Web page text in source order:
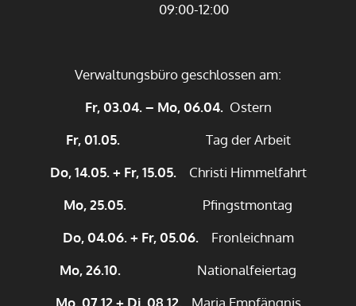
09:00-12:00
Verwaltungsbüro geschlossen am:
Fr, 03.04. – Mo, 06.04.Ostern
Fr, 01.05.Tag der Arbeit
Do, 14.05. + Fr, 15.05.Christi Himmelfahrt
Mo, 25.05. Pfingstmontag
Do, 04.06. + Fr, 05.06.Fronleichnam
Mo, 26.10.
Nationalfeiertag